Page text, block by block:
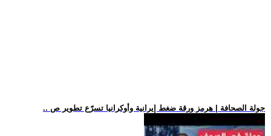
.. جولة الصحافة | هرمز ورقة ضغط إيرانية وأوكرانيا تسرّع تطوير ص